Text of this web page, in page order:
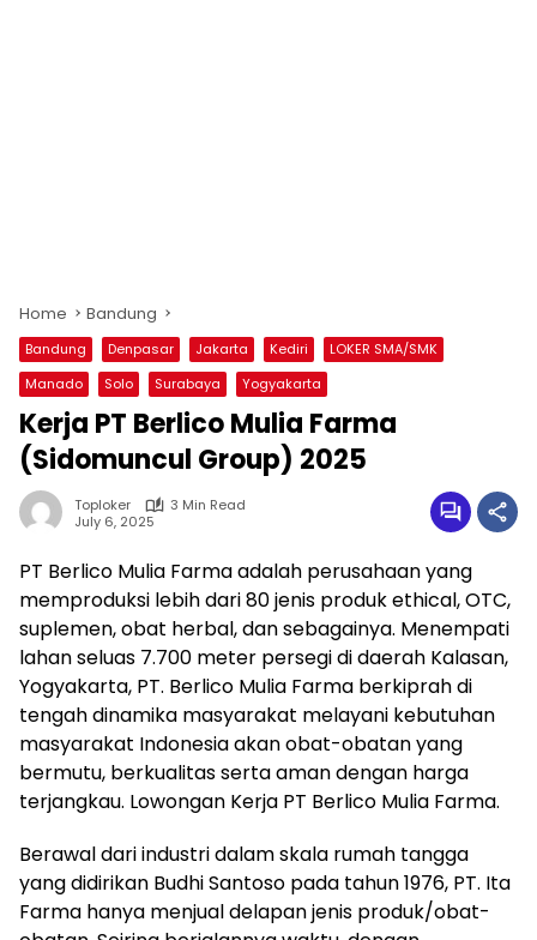
Home Bandung
Bandung Denpasar Jakarta Kediri
LOKER SMA/SMK
Manado
Solo Surabaya Yogyakarta
Kerja PT Berlico Mulia Farma
(Sidomuncul Group) 2025
Toploker
3 Min Read
July 6, 2025
PT Berlico Mulia Farma adalah perusahaan yang
memproduksi lebih dari 80 jenis produk ethical, OTC,
suplemen, obat herbal, dan sebagainya. Menempati
lahan seluas 7.700 meter persegi di daerah Kalasan,
Yogyakarta, PT. Berlico Mulia Farma berkiprah di
tengah dinamika masyarakat melayani kebutuhan
masyarakat Indonesia akan obat-obatan yang
bermutu, berkualitas serta aman dengan harga
terjangkau. Lowongan Kerja PT Berlico Mulia Farma.
Berawal dari industri dalam skala rumah tangga
yang didirikan Budhi Santoso pada tahun 1976, PT. Ita
Farma hanya menjual delapan jenis produk/obat-